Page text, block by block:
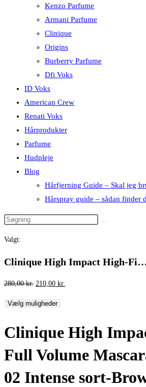
Kenzo Parfume
Armani Parfume
Clinique
Origins
Burberry Parfume
Dfi Voks
ID Voks
American Crew
Renati Voks
Hårprodukter
Parfume
Hudpleje
Blog
Hårfjerning Guide – Skal jeg
Hårspray guide – sådan finder
Valgt:
Clinique High Impact High-
280,00kr. Den
pris
280,00 kr..
210,00 kr.
210,00 kr..
Vælg muligheder
Clinique High
Full Volume
02 Intense sort-